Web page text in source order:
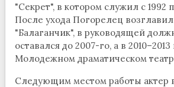
"Секрет", в котором служил с 1992
После ухода Погорелец
"Балаганчик", в руководящей
оставался до 2007-го, а в
Молодежном драматическом
Следующим местом работы актер